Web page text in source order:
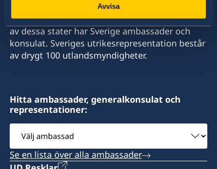
Avvisa
HonoraryConsul@alsulaimangroup.com
Fax
Cross section of Rawdah Street with Prince
Sultan Street
Al-Sulaiman Business Center
8:th Floor
Postadress:
Sverige har diplomatiska förbindelser med i
stort sett alla stater i världen. I ungefär hälften
av dessa stater har Sverige ambassader och
konsulat. Sveriges utrikesrepresentation består
av drygt 100 utlandsmyndigheter.
Hitta ambassader, generalkonsulat och
representationer:
Välj
ambassad
Se en lista över alla ambassader